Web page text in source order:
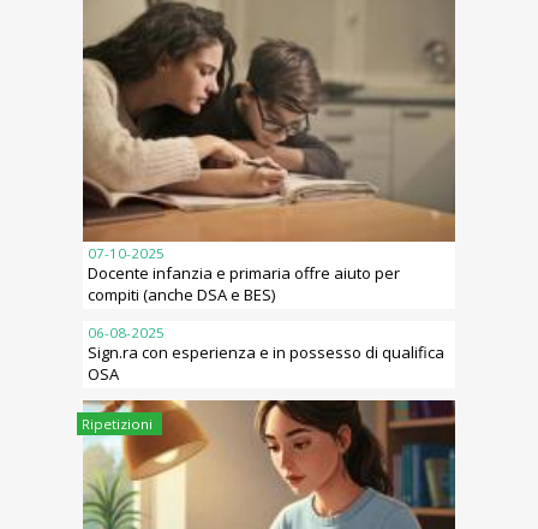
07-10-2025
Docente infanzia e primaria offre aiuto per
compiti (anche DSA e BES)
06-08-2025
Sign.ra con esperienza e in possesso di qualifica
OSA
Ripetizioni